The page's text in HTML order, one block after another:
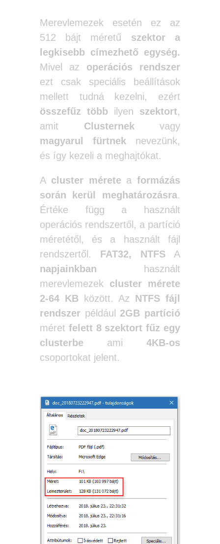
Merevlemezek esetén ez az
512 bájt méretű szektor a
legkisebb címezhető egység.
Mivel az operációs rendszer
ezt csak speciális beállítások
mellett tudná kezelni, ezért
összefűz több ilyen szektort,
amit Clusternekvagy
magyarul fürtnek nevezünk,
és így kezeli a meghajtókat.
A cluster mérete aformázás
során kerül meghatározásra.
Értéke függ a használt
operációs rendszertől, a partíció
méretétől, és a használt fájl
rendszertől. FAT32, NTFS A
napjainkban használt
merevlemezek cluster mérete
2-64 KBközött. Az NTFS fájl
rendszerpéldául 2GB partíció
méret felett 8 szektort fűz egy
clusterbe ami4KB-os
csoportokat jelent.